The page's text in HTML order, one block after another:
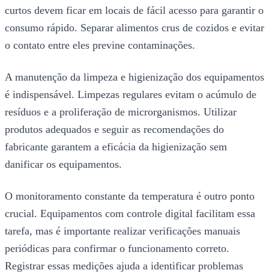
curtos devem ficar em locais de fácil acesso para garantir o
consumo rápido. Separar alimentos crus de cozidos e evitar
o contato entre eles previne contaminações.
A manutenção da limpeza e higienização dos equipamentos
é indispensável. Limpezas regulares evitam o acúmulo de
resíduos e a proliferação de microrganismos. Utilizar
produtos adequados e seguir as recomendações do
fabricante garantem a eficácia da higienização sem
danificar os equipamentos.
O monitoramento constante da temperatura é outro ponto
crucial. Equipamentos com controle digital facilitam essa
tarefa, mas é importante realizar verificações manuais
periódicas para confirmar o funcionamento correto.
Registrar essas medições ajuda a identificar problemas